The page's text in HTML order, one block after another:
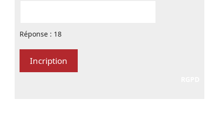
Réponse : 18